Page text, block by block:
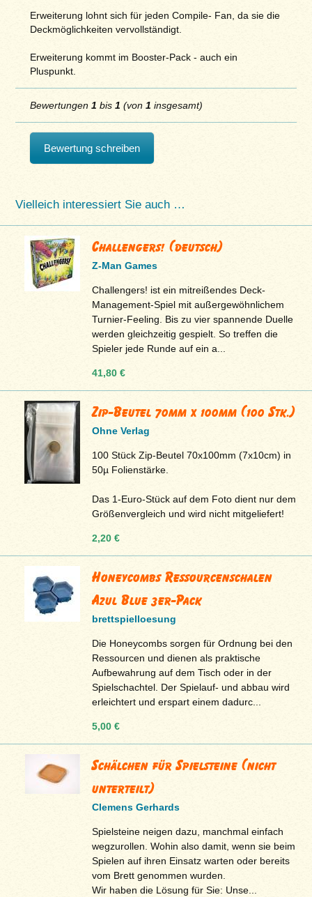
Erweiterung lohnt sich für jeden Compile- Fan, da sie die
Deckmöglichkeiten vervollständigt.
Erweiterung kommt im Booster-Pack - auch ein
Pluspunkt.
Bewertungen 1 bis 1 (von 1 insgesamt)
Bewertung schreiben
Vielleich interessiert Sie auch …
Challengers! (deutsch)
Z-Man Games
Challengers! ist ein mitreißendes Deck-
Management-Spiel mit außergewöhnlichem
Turnier-Feeling. Bis zu vier spannende Duelle
werden gleichzeitig gespielt. So treffen die
Spieler jede Runde auf ein a...
41,80 €
Zip-Beutel 70mm x 100mm (100 Stk.)
Ohne Verlag
100 Stück Zip-Beutel 70x100mm (7x10cm) in
50µ Folienstärke.
Das 1-Euro-Stück auf dem Foto dient nur dem
Größenvergleich und wird nicht mitgeliefert!
2,20 €
Honeycombs Ressourcenschalen
Azul Blue 3er-Pack
brettspielloesung
Die Honeycombs sorgen für Ordnung bei den
Ressourcen und dienen als praktische
Aufbewahrung auf dem Tisch oder in der
Spielschachtel. Der Spielauf- und abbau wird
erleichtert und erspart einem dadurc...
5,00 €
Schälchen für Spielsteine (nicht
unterteilt)
Clemens Gerhards
Spielsteine neigen dazu, manchmal einfach
wegzurollen. Wohin also damit, wenn sie beim
Spielen auf ihren Einsatz warten oder bereits
vom Brett genommen wurden.
Wir haben die Lösung für Sie: Unse...